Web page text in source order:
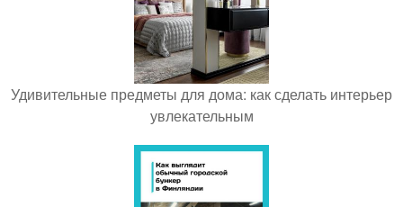
Удивительные предметы для дома: как сделать интерьер
увлекательным